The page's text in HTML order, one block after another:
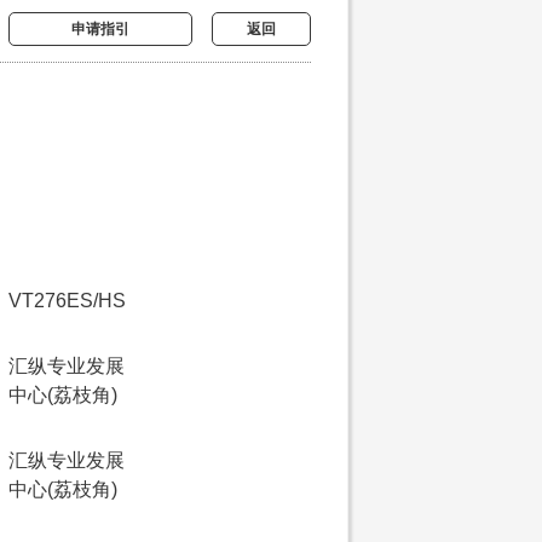
申请指引 返回
VT276ES/HS
汇纵专业发展
中心(荔枝角)
汇纵专业发展
中心(荔枝角)